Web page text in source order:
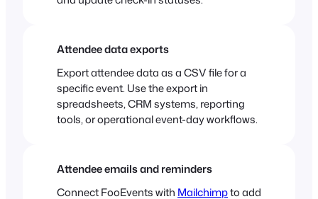
Attendee data exports
Export attendee data as a CSV file for a
specific event. Use the export in
spreadsheets, CRM systems, reporting
tools, or operational event-day workflows.
Attendee emails and reminders
Connect FooEvents with Mailchimpto add